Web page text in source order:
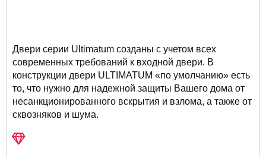
Двери серии Ultimatum созданы с учетом всех
современных требований к входной двери. В
конструкции двери ULTIMATUM «по умолчанию» есть
то, что нужно для надежной защиты Вашего дома от
несанкционированного вскрытия и взлома, а также от
сквозняков и шума.